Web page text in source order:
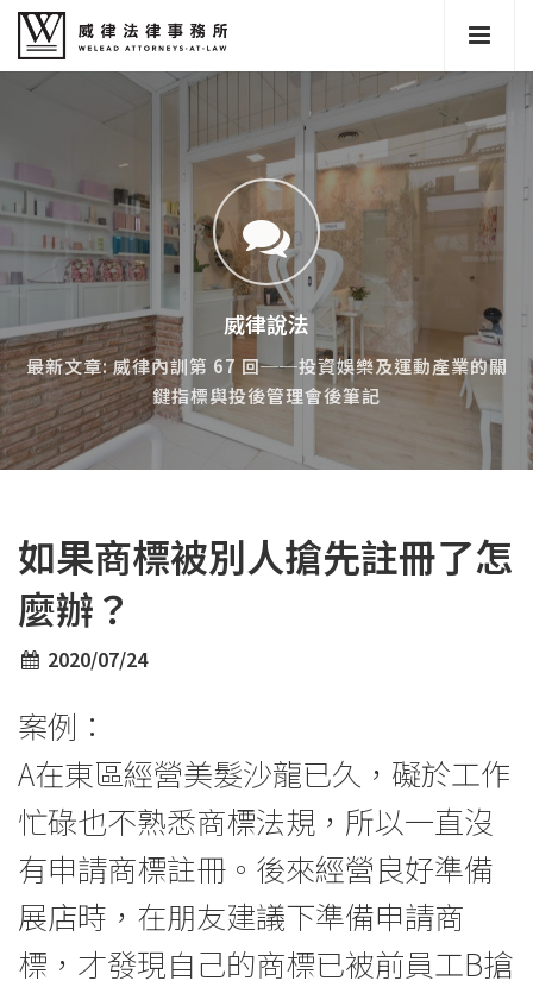
威律說法
最新文章: 威律內訓第 67 回──投資娛樂及運動產業的關
鍵指標與投後管理會後筆記
如果商標被別人搶先註冊了怎
麼辦？
2020/07/24
案例：
A在東區經營美髮沙龍已久，礙於工作
忙碌也不熟悉商標法規，所以一直沒
有申請商標註冊。後來經營良好準備
展店時，在朋友建議下準備申請商
標，才發現自己的商標已被前員工B搶